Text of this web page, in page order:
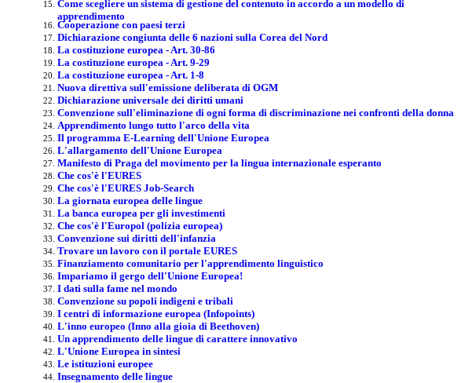
Come scegliere un sistema di gestione del contenuto in accordo a un modello di
apprendimento
Cooperazione con paesi terzi
Dichiarazione congiunta delle 6 nazioni sulla Corea del Nord
La costituzione europea - Art. 30-86
La costituzione europea - Art. 9-29
La costituzione europea - Art. 1-8
Nuova direttiva sull'emissione deliberata di OGM
Dichiarazione universale dei diritti umani
Convenzione sull'eliminazione di ogni forma di discriminazione nei confronti della donna
Apprendimento lungo tutto l'arco della vita
Il programma E-Learning dell'Unione Europea
L'allargamento dell'Unione Europea
Manifesto di Praga del movimento per la lingua internazionale esperanto
Che cos'è l'EURES
Che cos'è l'EURES Job-Search
La giornata europea delle lingue
La banca europea per gli investimenti
Che cos'è l'Europol (polizia europea)
Convenzione sui diritti dell'infanzia
Trovare un lavoro con il portale EURES
Finanziamento comunitario per l'apprendimento linguistico
Impariamo il gergo dell'Unione Europea!
I dati sulla fame nel mondo
Convenzione su popoli indigeni e tribali
I centri di informazione europea (Infopoints)
L'inno europeo (Inno alla gioia di Beethoven)
Un apprendimento delle lingue di carattere innovativo
L'Unione Europea in sintesi
Le istituzioni europee
Insegnamento delle lingue